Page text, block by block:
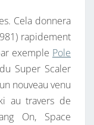
Cela donnera
rapidement
exemple Pole
Super Scaler
nouveau venu
au travers de
On, Space